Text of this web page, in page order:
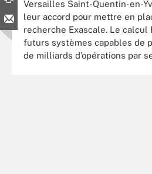
Versailles Saint-Quentin-en-
leur accord pour mettre en
recherche Exascale. Le calcul
futurs systèmes capables de
de milliards d’opérations par